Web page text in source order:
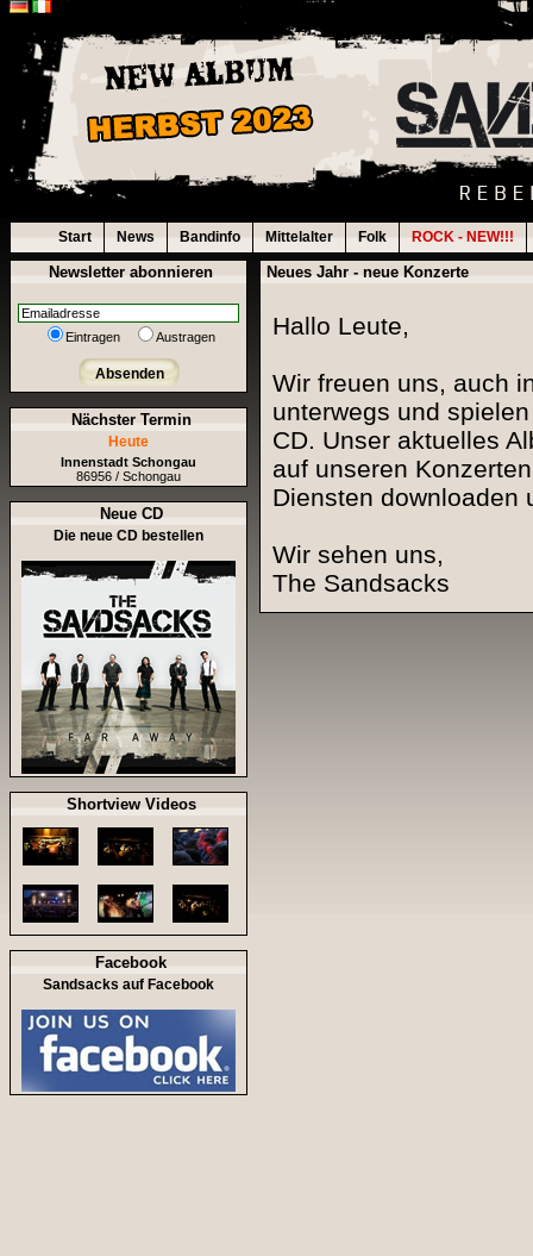
Start News Bandinfo Mittelalter Folk ROCK - NEW!!!
Newsletter abonnieren
Eintragen Austragen
Absenden
Nächster Termin
Heute
Innenstadt Schongau
86956 / Schongau
Neue CD
Die neue CD bestellen
Shortview Videos
Facebook
Sandsacks auf Facebook
Neues Jahr - neue Konzerte
Hallo Leute,
Wir freuen uns, auch
unterwegs und
CD. Unser aktuelles
auf unseren
Diensten downloaden
Wir sehen uns,
The Sandsacks